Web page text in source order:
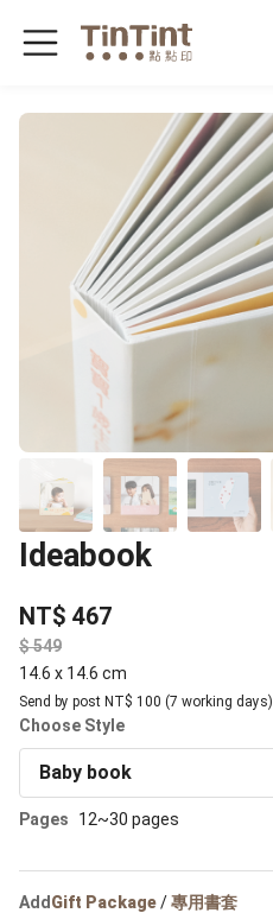
Ideabook
NT$ 467
$
14.6 x 14.6 cm
Send by post NT$ 100 (7 working days)
Choose Style
Baby book
Pages 12~30 pages
AddGift Package/專用書套